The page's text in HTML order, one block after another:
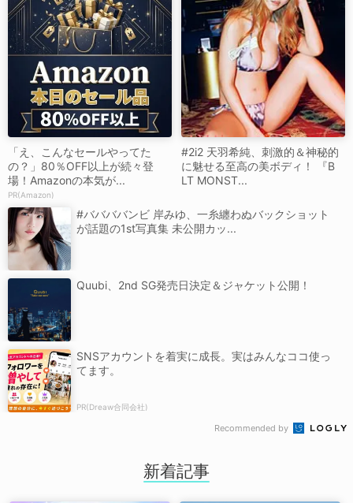
「え、こんなセールやってた
の？」80％OFF以上が続々登
場！Amazonの本気が...
PR(Amazon)
#2i2 天羽希純、刺激的＆神秘的
に魅せる至高の美ボディ！ 『B
LT MONST...
#ババババンビ 岸みゆ、一糸纏わぬバックショット
が話題の1st写真集 未公開カッ...
Quubi、2nd SG発売日決定＆ジャケット公開！
SNSアカウントを着実に成長。実はみんなココ使っ
てます。
PR(Dreaw合同会社)
Recommended by
新着記事